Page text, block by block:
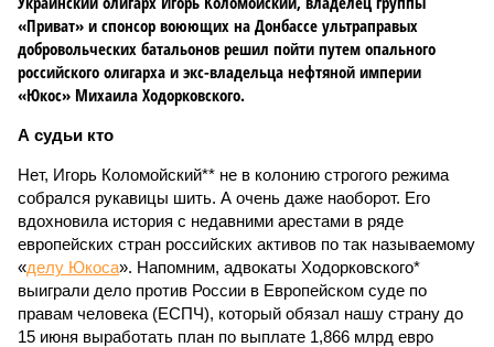
«Приват» и спонсор воюющих на Донбассе ультраправых
добровольческих батальонов решил пойти путем опального
российского олигарха и экс-владельца нефтяной империи
«Юкос» Михаила Ходорковского.
А судьи кто
Нет, Игорь Коломойский** не в колонию строгого режима
собрался рукавицы шить. А очень даже наоборот. Его
вдохновила история с недавними арестами в ряде
европейских стран российских активов по так называемому
«делу Юкоса». Напомним, адвокаты Ходорковского*
выиграли дело против России в Европейском суде по
правам человека (ЕСПЧ), который обязал нашу страну до
15 июня выработать план по выплате 1,866 млрд евро